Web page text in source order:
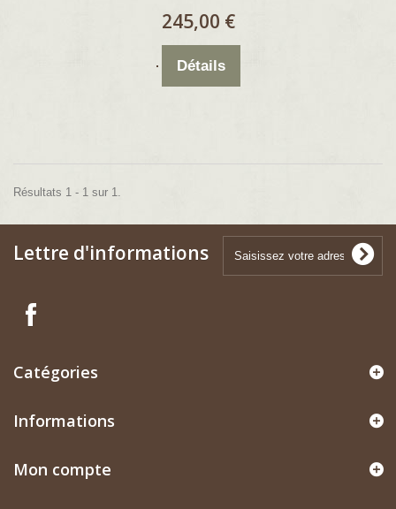
245,00 €
Détails
Résultats 1 - 1 sur 1.
Lettre d'informations
Catégories
Informations
Mon compte